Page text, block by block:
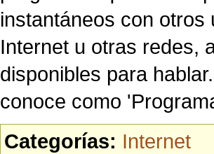
instantáneos con
Internet u otras redes,
disponibles para
conoce como
Categorías: Internet